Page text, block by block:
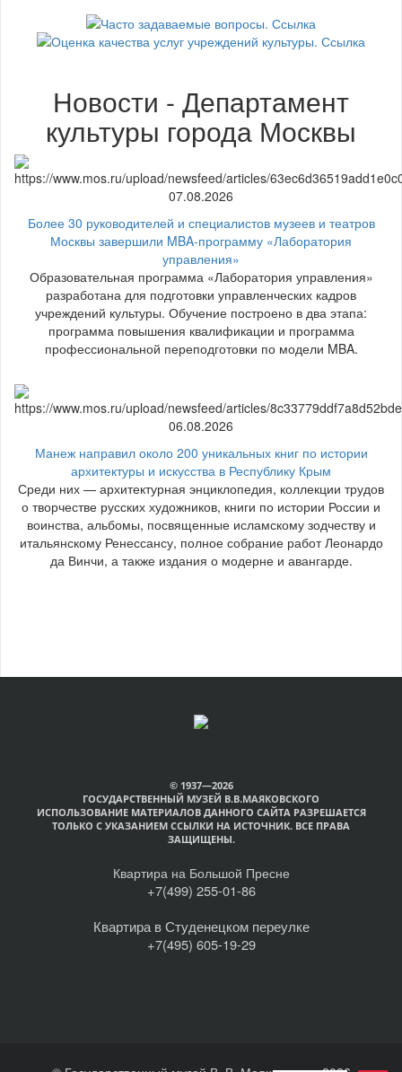
Новости - Департамент
культуры города Москвы
07.08.2026
Более 30 руководителей и специалистов музеев и театров
Москвы завершили MBA-программу «Лаборатория
управления»
Образовательная программа «Лаборатория управления»
разработана для подготовки управленческих кадров
учреждений культуры. Обучение построено в два этапа:
программа повышения квалификации и программа
профессиональной переподготовки по модели MBA.
06.08.2026
Манеж направил около 200 уникальных книг по истории
архитектуры и искусства в Республику Крым
Среди них — архитектурная энциклопедия, коллекции трудов
о творчестве русских художников, книги по истории России и
воинства, альбомы, посвященные исламскому зодчеству и
итальянскому Ренессансу, полное собрание работ Леонардо
да Винчи, а также издания о модерне и авангарде.
© 1937—2026
ГОСУДАРСТВЕННЫЙ МУЗЕЙ В.В.МАЯКОВСКОГО
ИСПОЛЬЗОВАНИЕ МАТЕРИАЛОВ ДАННОГО САЙТА РАЗРЕШАЕТСЯ
ТОЛЬКО С УКАЗАНИЕМ ССЫЛКИ НА ИСТОЧНИК. ВСЕ ПРАВА
ЗАЩИЩЕНЫ.
Квартира на Большой Пресне
+7(499) 255-01-86
Квартира в Студенецком переулке
+7(495) 605-19-29